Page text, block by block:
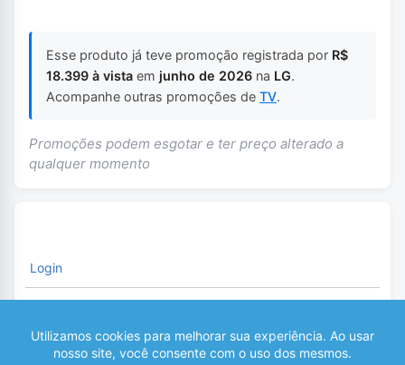
Esse produto já teve promoção registrada por R$
18.399 à vista em junho de 2026 na LG.
Acompanhe outras promoções de TV.
Promoções podem esgotar e ter preço alterado a
qualquer momento
Login